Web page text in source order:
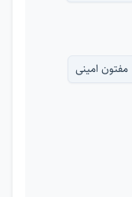
مفتون امینی